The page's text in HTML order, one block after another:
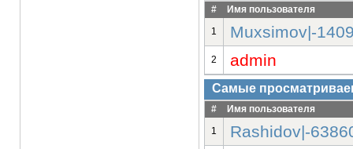
#
Имя пользователя
1
Muxsimov|-
2 admin
Самые
#
Имя пользователя
1
Rashidov|-